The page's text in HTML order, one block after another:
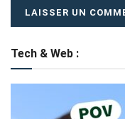
Tech & Web :